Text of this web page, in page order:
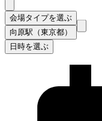
会場タイプを選ぶ
向原駅（東京都）
日時を選ぶ